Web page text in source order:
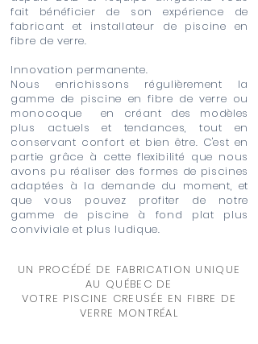
fait bénéficier de son expérience de
fabricant et installateur de piscine en
fibre de verre.
Innovation permanente.
Nous enrichissons régulièrement la
gamme de piscine en fibre de verre ou
monocoque en créant des modèles
plus actuels et tendances, tout en
conservant confort et bien être. C'est en
partie grâce à cette flexibilité que nous
avons pu réaliser des formes de piscines
adaptées à la demande du moment, et
que vous pouvez profiter de notre
gamme de piscine à fond plat plus
conviviale et plus ludique.
UN PROCÉDÉ DE FABRICATION UNIQUE
AU QUÉBEC DE
VOTRE PISCINE CREUSÉE EN FIBRE DE
VERRE MONTRÉAL